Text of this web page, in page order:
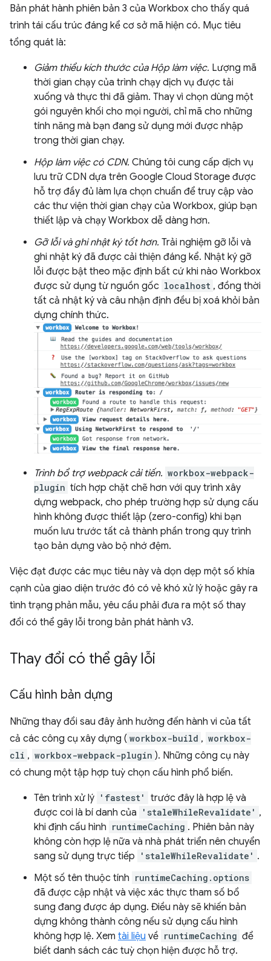
Bản phát hành phiên bản 3 của Workbox cho thấy quá
trình tái cấu trúc đáng kể cơ sở mã hiện có. Mục tiêu
tổng quát là:
Giảm thiểu kích thước của Hộp làm việc. Lượng mã
thời gian chạy của trình chạy dịch vụ được tải
xuống và thực thi đã giảm. Thay vì chọn dùng một
gói nguyên khối cho mọi người, chỉ mã cho những
tính năng mà bạn đang sử dụng mới được nhập
trong thời gian chạy.
Hộp làm việc có CDN. Chúng tôi cung cấp dịch vụ
lưu trữ CDN dựa trên Google Cloud Storage được
hỗ trợ đầy đủ làm lựa chọn chuẩn để truy cập vào
các thư viện thời gian chạy của Workbox, giúp bạn
thiết lập và chạy Workbox dễ dàng hơn.
Gỡ lỗi và ghi nhật ký tốt hơn. Trải nghiệm gỡ lỗi và
ghi nhật ký đã được cải thiện đáng kể. Nhật ký gỡ
lỗi được bật theo mặc định bất cứ khi nào Workbox
được sử dụng từ nguồn gốc localhost , đồng thời
tất cả nhật ký và câu nhận định đều bị xoá khỏi bản
dựng chính thức.
Trình bổ trợ webpack cải tiến. workbox-webpack-
plugin tích hợp chặt chẽ hơn với quy trình xây
dựng webpack, cho phép trường hợp sử dụng cấu
hình không được thiết lập (zero-config) khi bạn
muốn lưu trước tất cả thành phần trong quy trình
tạo bản dựng vào bộ nhớ đệm.
Việc đạt được các mục tiêu này và dọn dẹp một số khía
cạnh của giao diện trước đó có vẻ khó xử lý hoặc gây ra
tình trạng phản mẫu, yêu cầu phải đưa ra một số thay
đổi có thể gây lỗi trong bản phát hành v3.
Thay đổi có thể gây lỗi
Cấu hình bản dựng
Những thay đổi sau đây ảnh hưởng đến hành vi của tất
cả các công cụ xây dựng ( workbox-build , workbox-
cli , workbox-webpack-plugin ). Những công cụ này
có chung một tập hợp tuỳ chọn cấu hình phổ biến.
Tên trình xử lý 'fastest'
trước đây là hợp lệ và
được coi là bí danh của
'staleWhileRevalidate' ,
khi định cấu hình runtimeCaching . Phiên bản này
không còn hợp lệ nữa và nhà phát triển nên chuyển
sang sử dụng trực tiếp
'staleWhileRevalidate' .
Một số tên thuộc tính runtimeCaching.options
đã được cập nhật và việc xác thực tham số bổ
sung đang được áp dụng. Điều này sẽ khiến bản
dựng không thành công nếu sử dụng cấu hình
không hợp lệ. Xem tài liệu về runtimeCaching để
biết danh sách các tuỳ chọn hiện được hỗ trợ.